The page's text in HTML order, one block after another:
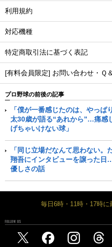
利用規約
対応機種
特定商取引法に基づく表記
[有料会員限定] お問い合わせ・Ｑ
プロ野球の前後の記事
「僕が一番感じたのは、やっ
太30歳が語る“あれから”…痛感
げちゃいけない球」
「同じ立場だなんて思わない
翔吾にインタビューを譲った日
優しさの話
毎日6時・11時・17時
FOLLOW US